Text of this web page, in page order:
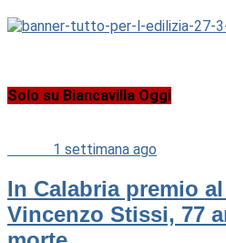
Solo su Biancavilla Oggi
1 settimana ago
In Calabria premio
Vincenzo Stissi, 77